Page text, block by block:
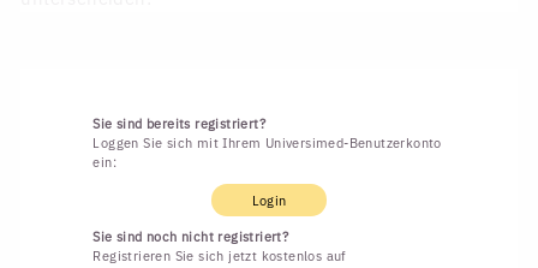
Sie sind bereits registriert?
Loggen Sie sich mit Ihrem Universimed-Benutzerkonto
ein:
Login
Sie sind noch nicht registriert?
Registrieren Sie sich jetzt kostenlos auf